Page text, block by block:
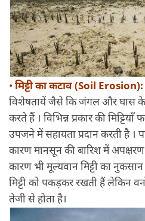
• मिट्टी का कटाव (Soil Erosion):
विशेषतायें जैसे कि जंगल और घास के
करते हैं । विभिन्न प्रकार की
उपजने में सहायता प्रदान करती है ।
कारण मानसून की बारिश में
कारण भी मूल्यवान मिट्टी का
मिट्टी को पकड़कर रखती हैं लेकिन
तेजी से होता है।